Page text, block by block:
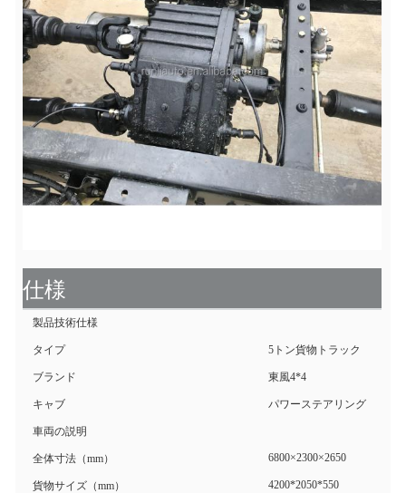
仕様
製品技術仕様
タイプ 5トン貨物トラック
ブランド 東風4*4
キャブ パワーステアリング
車両の説明
全体寸法（mm） 6800×2300×2650
貨物サイズ（mm） 4200*2050*550